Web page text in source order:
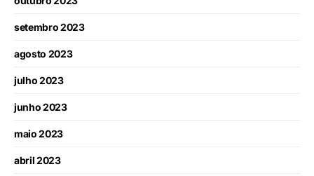
setembro 2023
agosto 2023
julho 2023
junho 2023
maio 2023
abril 2023